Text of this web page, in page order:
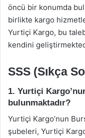
öncü bir konumda
birlikte kargo
Yurtiçi Kargo, bu
kendini
SSS (Sıkça
1. Yurtiçi
bulunmaktadır?
Yurtiçi Kargo’nun
şubeleri, Yurtiçi